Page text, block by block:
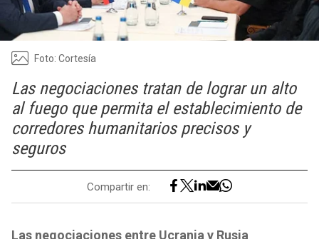
Foto: Cortesía
Las negociaciones tratan de lograr un alto
al fuego que permita el establecimiento de
corredores humanitarios precisos y
seguros
Compartir en:
Las negociaciones entre Ucrania y Rusia